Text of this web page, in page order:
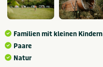
Familien mit kleinen Kindern
Paare
Natur